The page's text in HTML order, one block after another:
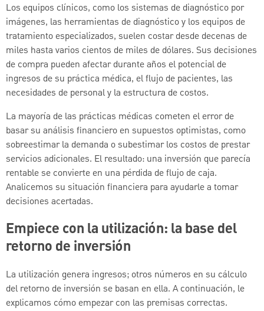
Los equipos clínicos, como los sistemas de diagnóstico por
imágenes, las herramientas de diagnóstico y los equipos de
tratamiento especializados, suelen costar desde decenas de
miles hasta varios cientos de miles de dólares. Sus decisiones
de compra pueden afectar durante años el potencial de
ingresos de su práctica médica, el flujo de pacientes, las
necesidades de personal y la estructura de costos.
La mayoría de las prácticas médicas cometen el error de
basar su análisis financiero en supuestos optimistas, como
sobreestimar la demanda o subestimar los costos de prestar
servicios adicionales. El resultado: una inversión que parecía
rentable se convierte en una pérdida de flujo de caja.
Analicemos su situación financiera para ayudarle a tomar
decisiones acertadas.
Empiece con la utilización: la base del
retorno de inversión
La utilización genera ingresos; otros números en su cálculo
del retorno de inversión se basan en ella. A continuación, le
explicamos cómo empezar con las premisas correctas.